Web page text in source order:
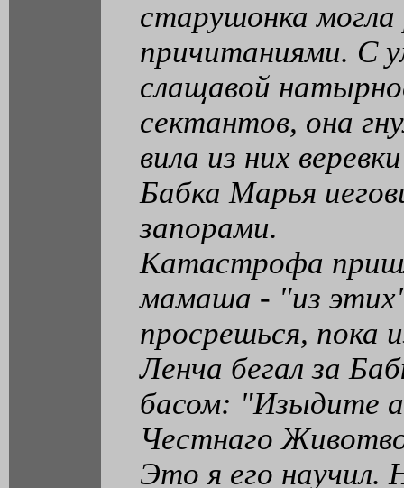
старушонка
причитаниями. С
слащавой
сектантов, она
вила из них
Бабка Марья
запорами.
Катастрофа
мамаша - "из
просрешься, пока
Ленча бегал за
басом: "Изыдите
Честнаго
Это я его научил.